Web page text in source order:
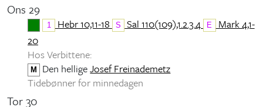
Ons 29
1 Hebr 10,11-18 S Sal 110(109),1.2.3.4 E Mark 4,1-
20
Hos Verbittene:
M Den helligeJosef Freinademetz
Tidebønner for minnedagen
Tor 30